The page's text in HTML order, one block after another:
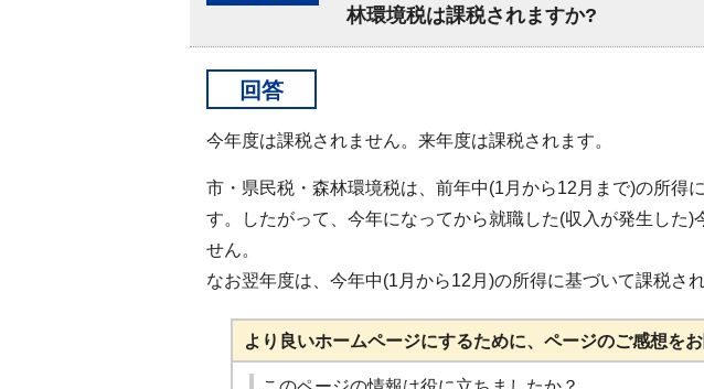
林環境税は課税されますか?
回答
今年度は課税されません。来年度は課税されます。
市・県民税・森林環境税は、前年中(1月から12月まで)の所得
す。したがって、今年になってから就職した(収入が発生した)
せん。
なお翌年度は、今年中(1月から12月)の所得に基づいて課税され
より良いホームページにするために、ページのご感想をお